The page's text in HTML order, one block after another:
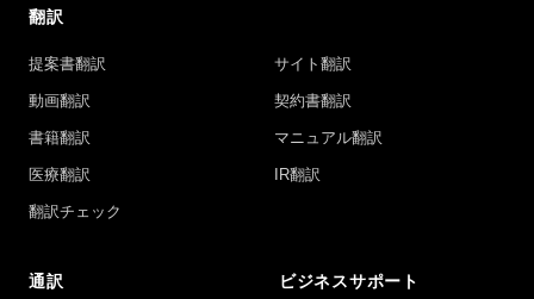
翻訳
提案書翻訳 サイト翻訳
動画翻訳 契約書翻訳
書籍翻訳 マニュアル翻訳
医療翻訳 IR翻訳
翻訳チェック
通訳 ビジネスサポート